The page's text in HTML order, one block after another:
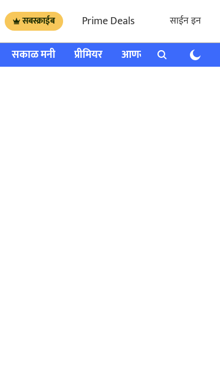
सबस्क्राईब Prime Deals साईन इन
सकाळ मनी प्रीमियर आणखी राशी भविष्य